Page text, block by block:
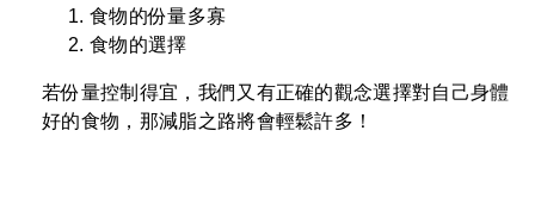
食物的份量多寡
食物的選擇
若份量控制得宜，我們又有正確的觀念選擇對自己身體
好的食物，那減脂之路將會輕鬆許多！